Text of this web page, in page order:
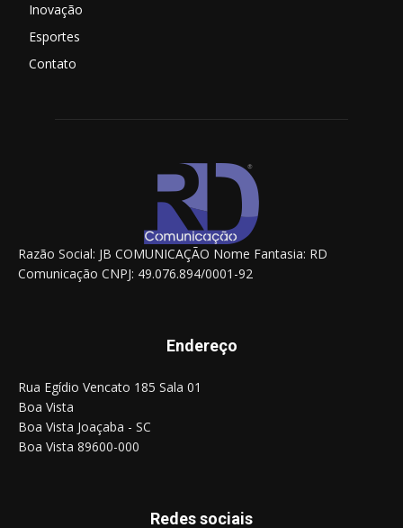
Inovação
Esportes
Contato
Razão Social: JB COMUNICAÇÃO Nome Fantasia: RD
Comunicação CNPJ: 49.076.894/0001-92
Endereço
Rua Egídio Vencato 185 Sala 01
Boa Vista
Boa Vista Joaçaba - SC
Boa Vista 89600-000
Redes sociais